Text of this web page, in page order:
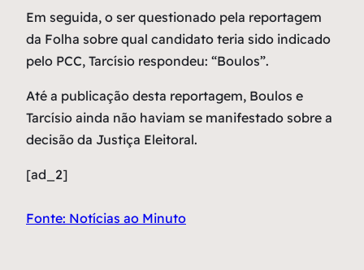
Em seguida, o ser questionado pela reportagem
da Folha sobre qual candidato teria sido indicado
pelo PCC, Tarcísio respondeu: “Boulos”.
Até a publicação desta reportagem, Boulos e
Tarcísio ainda não haviam se manifestado sobre a
decisão da Justiça Eleitoral.
[ad_2]
Fonte: Notícias ao Minuto